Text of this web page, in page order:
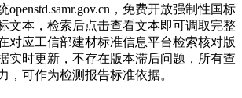
，免费开放强制性国标
文本，检索后点击查看文本即可调取完整
对应工信部建材标准信息平台检索核对版
实时更新，不存在版本滞后问题，所有查
，可作为检测报告标准依据。